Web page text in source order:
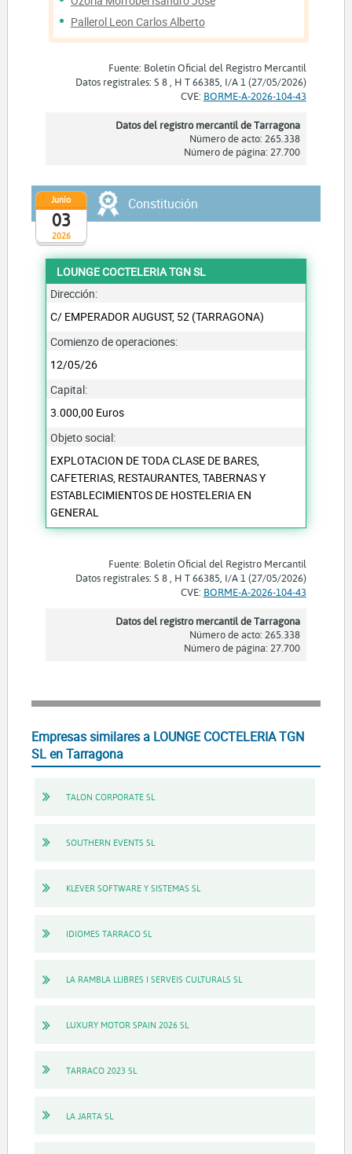
Pallerol Leon Carlos Alberto
Fuente: Boletín Oficial del Registro Mercantil
Datos registrales: S 8 , H T 66385, I/A 1 (27/05/2026)
CVE: BORME-A-2026-104-43
Datos del registro mercantil de Tarragona
Número de acto: 265.338
Número de página: 27.700
2026
Junio
03
Constitución
LOUNGE COCTELERIA TGN SL
Dirección:
C/ EMPERADOR AUGUST, 52 (TARRAGONA)
Comienzo de operaciones:
12/05/26
Capital:
3.000,00 Euros
Objeto social:
EXPLOTACION DE TODA CLASE DE BARES,
CAFETERIAS, RESTAURANTES, TABERNAS Y
ESTABLECIMIENTOS DE HOSTELERIA EN
GENERAL
Fuente: Boletín Oficial del Registro Mercantil
Datos registrales: S 8 , H T 66385, I/A 1 (27/05/2026)
CVE: BORME-A-2026-104-43
Datos del registro mercantil de Tarragona
Número de acto: 265.338
Número de página: 27.700
Empresas similares a LOUNGE COCTELERIA TGN
SL en Tarragona
TALON CORPORATE SL
SOUTHERN EVENTS SL
KLEVER SOFTWARE Y SISTEMAS SL
IDIOMES TARRACO SL
LA RAMBLA LLIBRES I SERVEIS CULTURALS SL
LUXURY MOTOR SPAIN 2026 SL
TARRACO 2023 SL
LA JARTA SL